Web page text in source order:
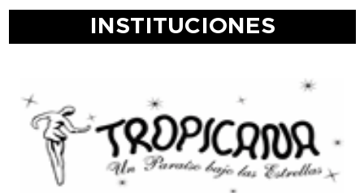
INSTITUCIONES